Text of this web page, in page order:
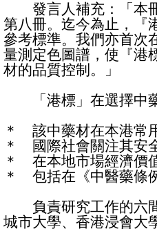
發言人補充：「本冊
第八冊。迄今為止，『
參考標準。我們亦首次
量測定色圖譜，使『港
材的品質控制。」
「港標」在選擇中
＊ 該中藥材在本港常
＊ 國際社會關注其安
＊ 在本地市場經濟價
＊ 包括在《中醫藥條
負責研究工作的六間
城市大學、香港浸會大